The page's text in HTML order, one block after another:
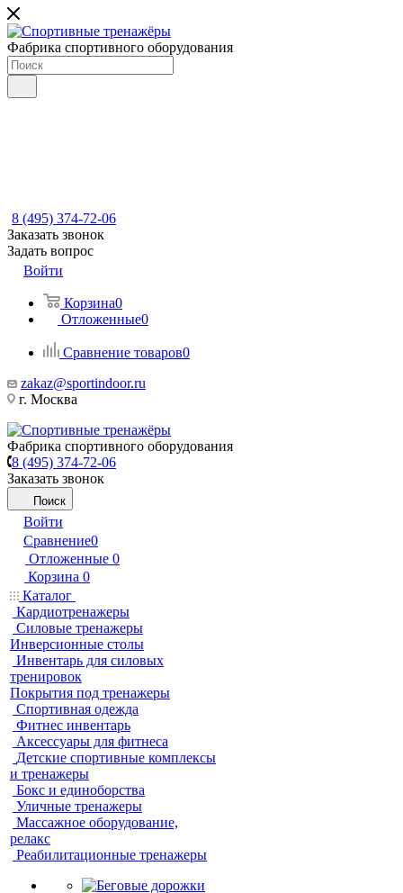
Фабрика спортивного оборудования
8 (495) 374-72-06
Заказать звонок
Задать вопрос
Войти
Корзина0
Отложенные0
Сравнение товаров0
zakaz@sportindoor.ru
г. Москва
Фабрика спортивного оборудования
8 (495) 374-72-06
Заказать звонок
Поиск
Войти
Сравнение0
Отложенные 0
Корзина 0
Каталог
Кардиотренажеры
Силовые тренажеры
Инверсионные столы
Инвентарь для силовых
тренировок
Покрытия под тренажеры
Спортивная одежда
Фитнес инвентарь
Аксессуары для фитнеса
Детские спортивные комплексы
и тренажеры
Бокс и единоборства
Уличные тренажеры
Массажное оборудование,
релакс
Реабилитационные тренажеры